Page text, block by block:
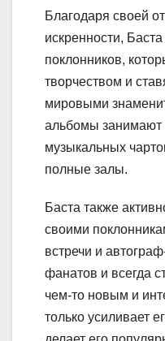
Благодаря своей
искренности,
поклонников,
творчеством и
мировыми
альбомы занимают
музыкальных
полные залы.
Баста также
своими
встречи и
фанатов и всегда
чем-то новым и
только усиливает